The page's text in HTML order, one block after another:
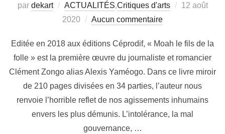
par dekart ACTUALITÉS,Critiques d'arts
12 août
2020
Aucun commentaire
Editée en 2018 aux éditions Céprodif, « Moah le fils de la
folle » est la première œuvre du journaliste et romancier
Clément Zongo alias Alexis Yaméogo. Dans ce livre miroir
de 210 pages divisées en 34 parties, l’auteur nous
renvoie l’horrible reflet de nos agissements inhumains
envers les plus démunis. L’intolérance, la mal
gouvernance, …